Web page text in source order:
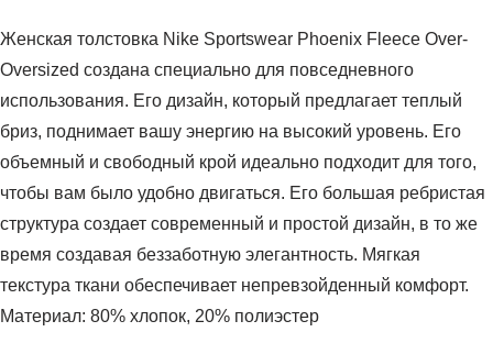
Женская толстовка Nike Sportswear Phoenix Fleece Over-
Oversized создана специально для повседневного
использования. Его дизайн, который предлагает теплый
бриз, поднимает вашу энергию на высокий уровень. Его
объемный и свободный крой идеально подходит для того,
чтобы вам было удобно двигаться. Его большая ребристая
структура создает современный и простой дизайн, в то же
время создавая беззаботную элегантность. Мягкая
текстура ткани обеспечивает непревзойденный комфорт.
Материал: 80% хлопок, 20% полиэстер